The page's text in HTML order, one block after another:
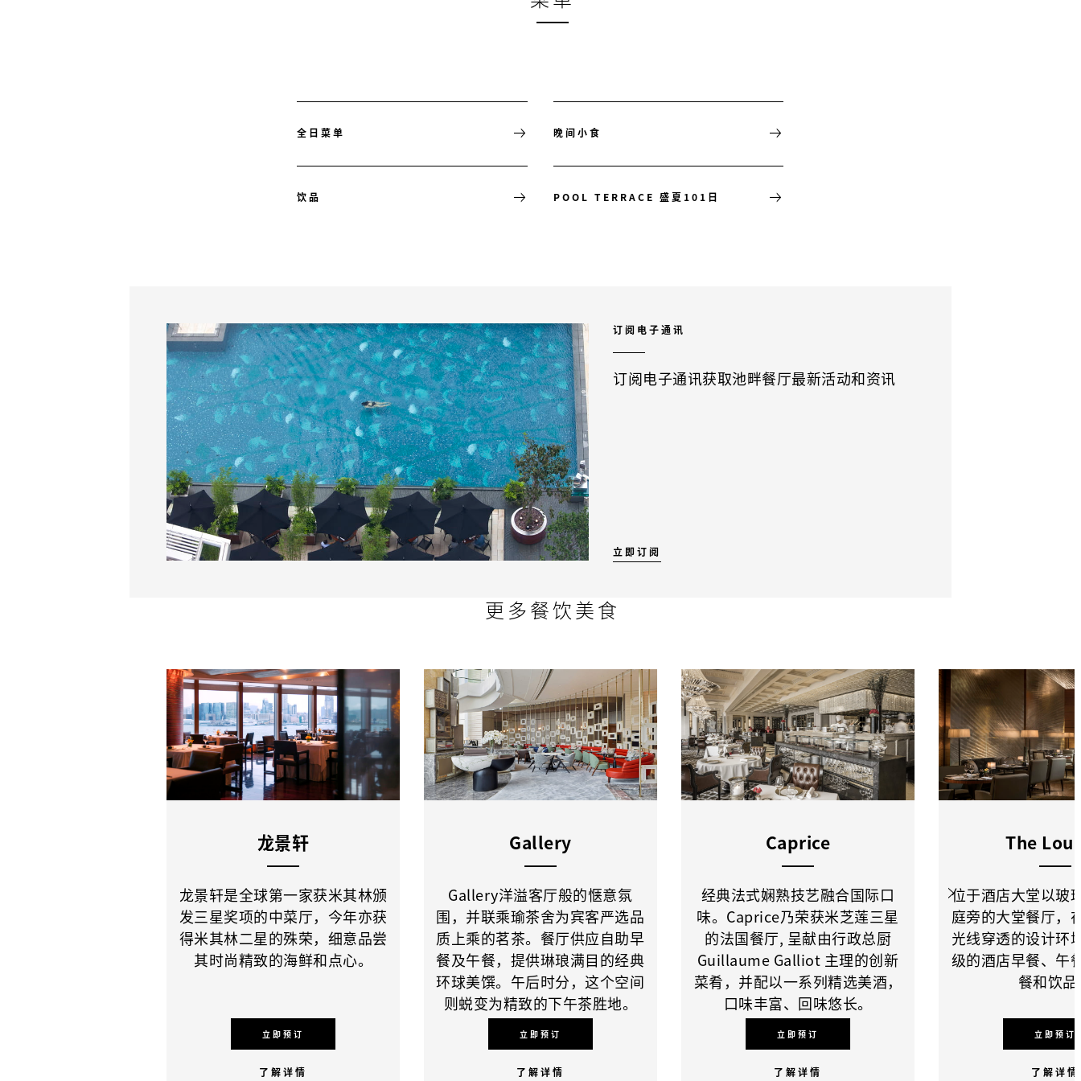
全日菜单 晚间小食
饮品 POOL TERRACE 盛夏101日
订阅电子通讯
订阅电子通讯获取池畔餐厅最新活动和资讯
立即订阅
更多餐饮美食
龙景轩
龙景轩是全球第一家获米其林颁
发三星奖项的中菜厅，今年亦获
得米其林二星的殊荣，细意品尝
其时尚精致的海鲜和点心。
立即预订
了解详情
Gallery
Gallery洋溢客厅般的惬意氛
围，并联乘瑜茶舍为宾客严选品
质上乘的茗茶。餐厅供应自助早
餐及午餐，提供琳琅满目的经典
环球美馔。午后时分，这个空间
则蜕变为精致的下午茶胜地。
立即预订
了解详情
Caprice
经典法式娴熟技艺融合国际口
味。Caprice乃荣获米芝莲三星
的法国餐厅, 呈献由行政总厨
Guillaume Galliot 主理的创新
菜肴，并配以一系列精选美酒，
口味丰富、回味悠长。
立即预订
了解详情
The
位于酒店大堂以玻
庭旁的大堂餐厅，
光线穿透的设计环
级的酒店早餐、午
餐和饮
立即预订
了解详情